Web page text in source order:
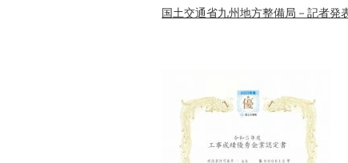
国土交通省九州地方整備局－記者発